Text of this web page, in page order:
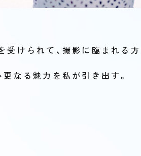
けられて、撮影に臨まれる
なる魅力を私が引き出す。